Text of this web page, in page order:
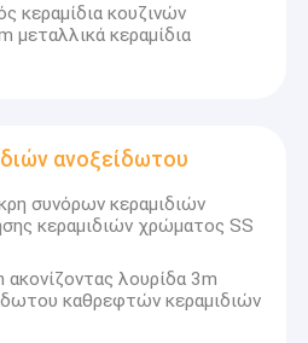
κεραμίδια κουζινών
μεταλλικά κεραμίδια
ανοξείδωτου
συνόρων κεραμιδιών
κεραμιδιών χρώματος SS
λουρίδα 3m
καθρεφτών κεραμιδιών